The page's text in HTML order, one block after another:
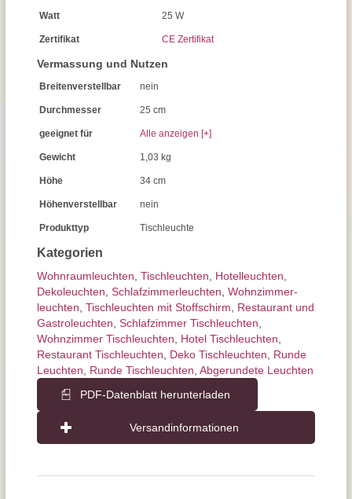
Kategorien
Wohnraum­leuchten Tisch­leuchten Hotelleuchten
Dekoleuchten Schlafzimmer­leuchten Wohnzimmer­
leuchten Tischleuchten mit Stoffschirm
Restaurant und
Gastroleuchten Schlafzimmer Tischleuchten
Wohnzimmer Tischleuchten
Hotel Tischleuchten
Restaurant Tischleuchten
Deko Tischleuchten
Runde
Leuchten
Runde Tischleuchten Abgerundete Leuchten
PDF-Datenblatt herunterladen
Versandinformationen
Watt 25 W
Zertifikat CE Zertifikat
Vermassung und Nutzen
Breitenverstellbar nein
Durchmesser 25 cm
geeignet für Alle anzeigen [+]
Gewicht 1,03 kg
Höhe 34 cm
Höhenverstellbar nein
Produkttyp Tischleuchte